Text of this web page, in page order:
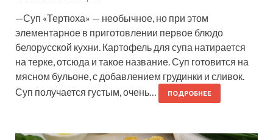
—Суп «Тертюха» — необычное, но при этом
элементарное в приготовлении первое блюдо
белорусской кухни. Картофель для супа натирается
на терке, отсюда и такое название. Суп готовится на
мясном бульоне, с добавлением грудинки и сливок.
Суп получается густым, очень…
ПОДРОБНЕЕ